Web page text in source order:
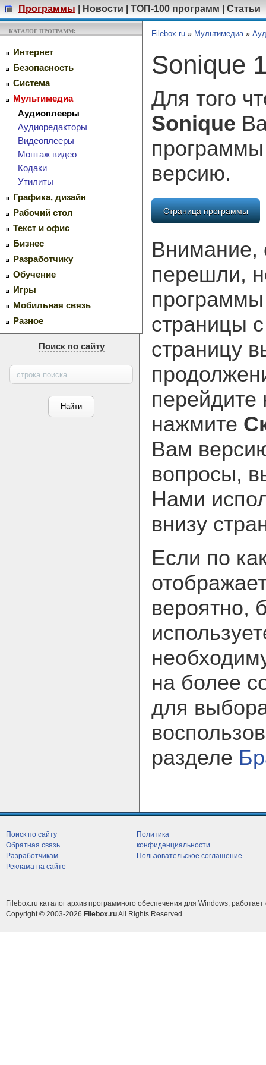
Программы Новости ТОП-100 программ Статьи
КАТАЛОГ ПРОГРАММ:
Интернет
Безопасность
Система
Мультимедиа
Аудиоплееры
Аудиоредакторы
Видеоплееры
Монтаж видео
Кодаки
Утилиты
Графика, дизайн
Рабочий стол
Текст и офис
Бизнес
Разработчику
Обучение
Игры
Мобильная связь
Разное
Поиск по сайту
Filebox.ru » Мультимедиа»
Sonique
Для того
Sonique
версию.
Страница программы
Внимание,
перешли,
страницы
страницу
нажмите
Вам
вопросы,
Нами
внизу
Если по
вероятно,
на более
для
разделе
Поиск по сайту
Обратная связь
Разработчикам
Реклама на сайте
Политика
конфиденциальности
Пользовательское соглашение
Filebox.ru каталог архив программного обеспечения для Windows, работает
Copyright © 2003-2026 Filebox.ruAll Rights Reserved.